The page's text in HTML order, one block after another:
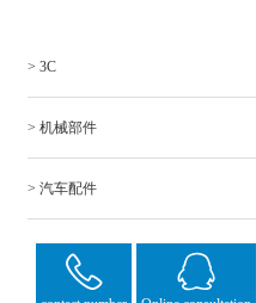
> 3C
> 机械部件
> 汽车配件